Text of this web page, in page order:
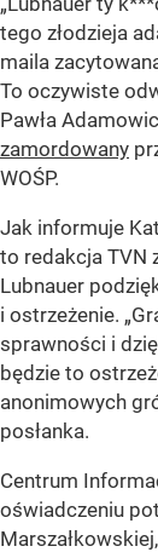
tego złodzieja
maila
To oczywiste
Pawła
zamordowany
WOŚP.
Jak informuje
to redakcja TVN
Lubnauer
i ostrzeżenie. „
sprawności i
będzie to
anonimowych
posłanka.
Centrum
oświadczeniu